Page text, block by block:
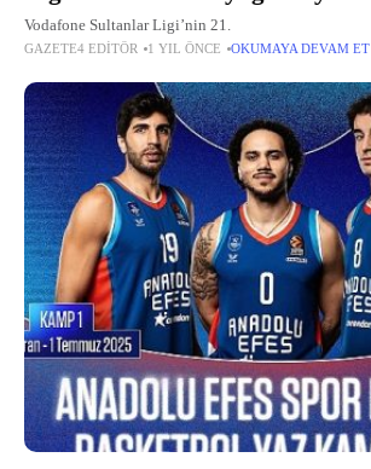
Vodafone Sultanlar Ligi’nin 21.
GAZETE4 EDITÖR 1 YIL ÖNCE OKUMAYA DEVAM ET